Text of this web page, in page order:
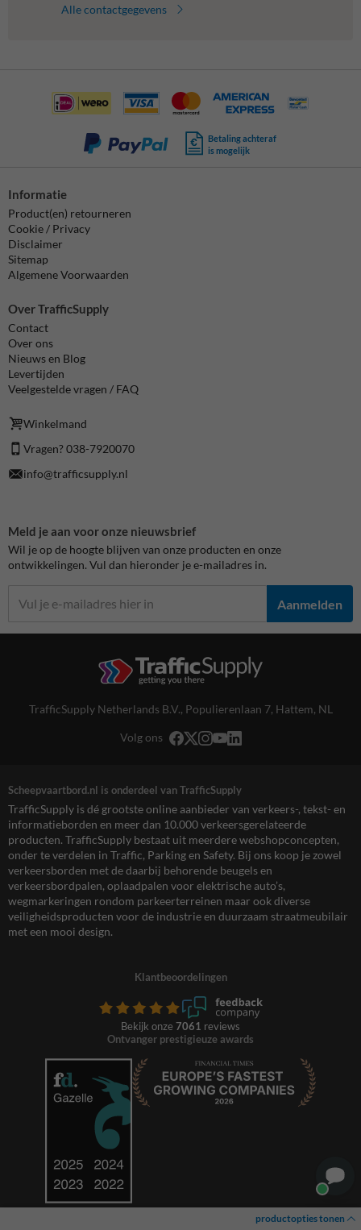
productopties tonen
Alle contactgegevens
Betaling achteraf
is mogelijk
Informatie
Product(en) retourneren
Cookie / Privacy
Disclaimer
Sitemap
Algemene Voorwaarden
Over TrafficSupply
Contact
Over ons
Nieuws en Blog
Levertijden
Veelgestelde vragen / FAQ
Winkelmand
Vragen? 038-7920070
info@trafficsupply.nl
Meld je aan voor onze nieuwsbrief
Wil je op de hoogte blijven van onze producten en onze
ontwikkelingen. Vul dan hieronder je e-mailadres in.
Aanmelden
TrafficSupply Netherlands B.V., Populierenlaan 7, Hattem, NL
Volg ons
Scheepvaartbord.nl is onderdeel van TrafficSupply
TrafficSupply is dé grootste online aanbieder van verkeers-, tekst- en
informatieborden en meer dan 10.000 verkeersgerelateerde
producten. TrafficSupply bestaat uit meerdere webshopconcepten,
onder te verdelen in Traffic, Parking en Safety. Bij ons koop je zowel
verkeersborden met de daarbij behorende beugels en
verkeersbordpalen, oplaadpalen voor elektrische auto’s,
wegmarkeringen rondom parkeerterreinen maar ook diverse
veiligheidsproducten voor de industrie en duurzaam straatmeubilair
met een mooi design.
Klantbeoordelingen
Bekijk onze 7061 reviews
Ontvanger prestigieuze awards